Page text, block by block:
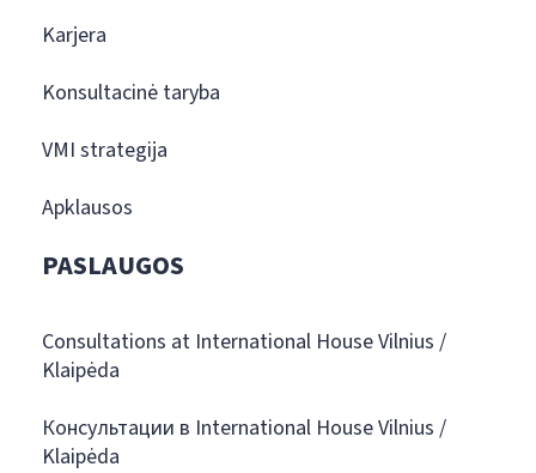
Karjera
Konsultacinė taryba
VMI strategija
Apklausos
PASLAUGOS
Consultations at International House Vilnius /
Klaipėda
Консультации в International House Vilnius /
Klaipėda